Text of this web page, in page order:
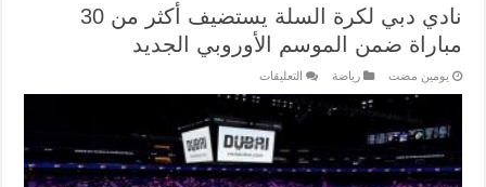
نادي دبي لكرة السلة يستضيف أكثر من 30
مباراة ضمن الموسم الأوروبي الجديد
‏يومين مضت رياضة التعليقات